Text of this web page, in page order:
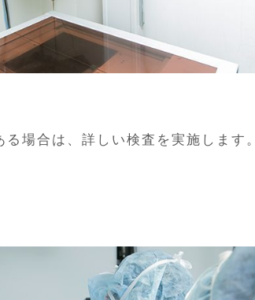
る場合は、詳しい検査を実施します。